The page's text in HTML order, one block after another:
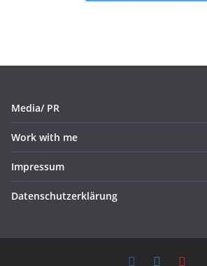
Media/ PR
Work with me
Impressum
Datenschutzerklärung